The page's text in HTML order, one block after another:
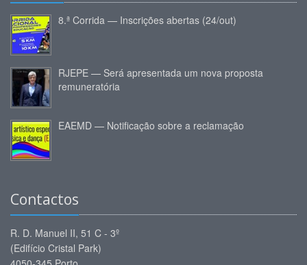
8.ª Corrida — Inscrições abertas (24/out)
RJEPE — Será apresentada um nova proposta
remuneratória
EAEMD — Notificação sobre a reclamação
Contactos
R. D. Manuel II, 51 C - 3º
(Edifício Cristal Park)